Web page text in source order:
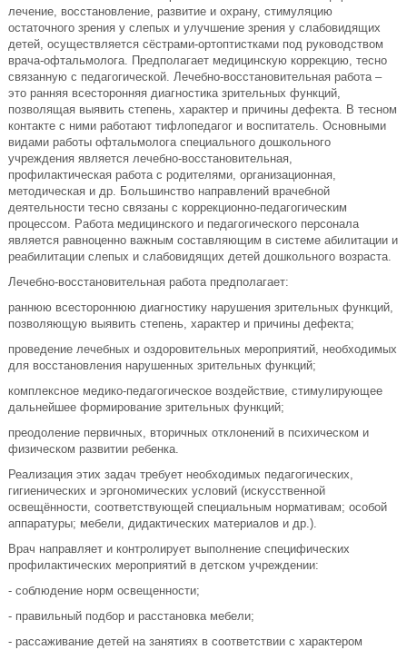
лечение, восстановление, развитие и охрану, стимуляцию
остаточного зрения у слепых и улучшение зрения у слабовидящих
детей, осуществляется сёстрами-ортоптистками под руководством
врача-офтальмолога. Предполагает медицинскую коррекцию, тесно
связанную с педагогической. Лечебно-восстановительная работа –
это ранняя всесторонняя диагностика зрительных функций,
позволящая выявить степень, характер и причины дефекта. В тесном
контакте с ними работают тифлопедагог и воспитатель. Основными
видами работы офтальмолога специального дошкольного
учреждения является лечебно-восстановительная,
профилактическая работа с родителями, организационная,
методическая и др. Большинство направлений врачебной
деятельности тесно связаны с коррекционно-педагогическим
процессом. Работа медицинского и педагогического персонала
является равноценно важным составляющим в системе абилитации и
реабилитации слепых и слабовидящих детей дошкольного возраста.
Лечебно-восстановительная работа предполагает:
раннюю всестороннюю диагностику нарушения зрительных функций,
позволяющую выявить степень, характер и причины дефекта;
проведение лечебных и оздоровительных мероприятий, необходимых
для восстановления нарушенных зрительных функций;
комплексное медико-педагогическое воздействие, стимулирующее
дальнейшее формирование зрительных функций;
преодоление первичных, вторичных отклонений в психическом и
физическом развитии ребенка.
Реализация этих задач требует необходимых педагогических,
гигиенических и эргономических условий (искусственной
освещённости, соответствующей специальным нормативам; особой
аппаратуры; мебели, дидактических материалов и др.).
Врач направляет и контролирует выполнение специфических
профилактических мероприятий в детском учреждении:
- соблюдение норм освещенности;
- правильный подбор и расстановка мебели;
- рассаживание детей на занятиях в соответствии с характером